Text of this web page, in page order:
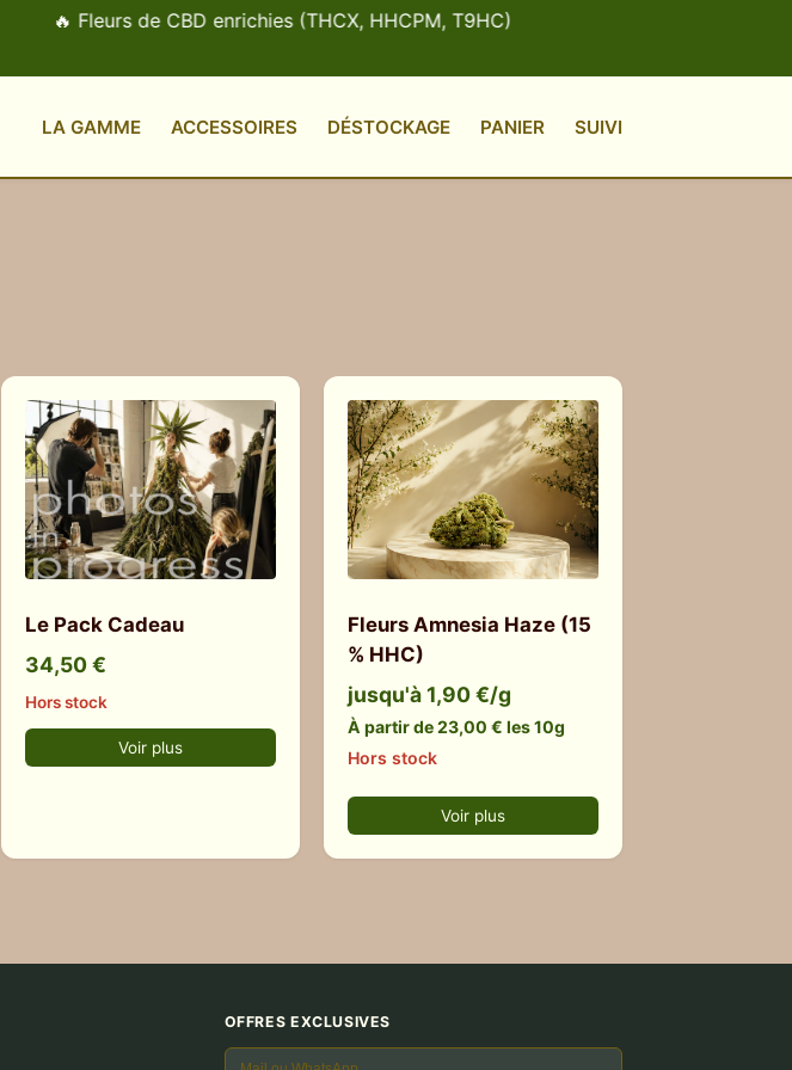
🔥 Fleurs de CBD enrichies (THCX, HHCPM, T9HC)
LA GAMME ACCESSOIRES DÉSTOCKAGE PANIER SUIVI
Le Pack Cadeau
34,50 €
Hors stock
Voir plus
Fleurs Amnesia Haze (15
% HHC)
jusqu'à 1,90 €/g
À partir de 23,00 € les 10g
Hors stock
Voir plus
OFFRES EXCLUSIVES